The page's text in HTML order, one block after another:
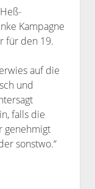
Kampagne
für den 19.
auf die
und
falls die
genehmigt
sonstwo.“